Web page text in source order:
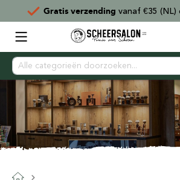
Gratis verzending vanaf €35 (NL)